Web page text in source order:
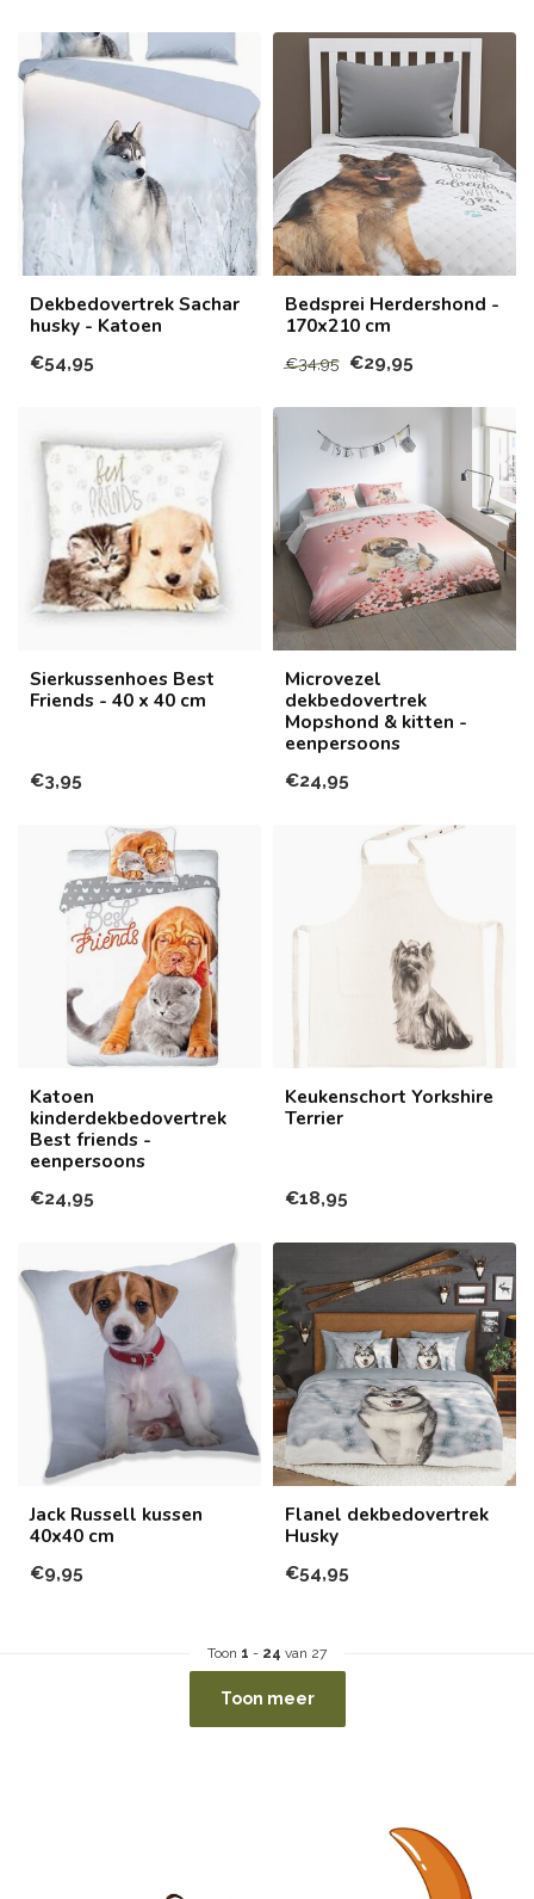
Dekbedovertrek Sachar
husky - Katoen
€54,95
Bedsprei Herdershond -
170x210 cm
€34,95 €29,95
Sierkussenhoes Best
Friends - 40 x 40 cm
€3,95
Microvezel
dekbedovertrek
Mopshond & kitten -
eenpersoons
€24,95
Katoen
kinderdekbedovertrek
Best friends -
eenpersoons
€24,95
Keukenschort Yorkshire
Terrier
€18,95
Jack Russell kussen
40x40 cm
€9,95
Flanel dekbedovertrek
Husky
€54,95
Toon 1 - 24 van 27
Toon meer